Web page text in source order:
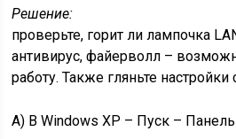
Решение:
проверьте, горит ли лампочка
антивирус, файерволл –
работу. Также гляньте настройки
А) В Windows XP – Пуск –